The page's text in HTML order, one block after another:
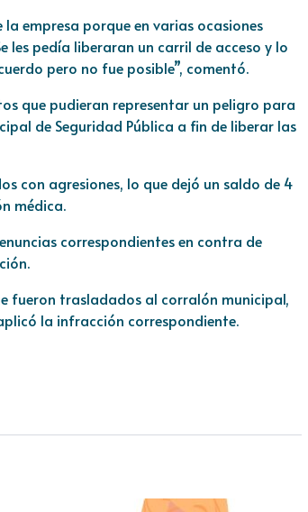
empresa porque en varias ocasiones
les pedía liberaran un carril de acceso y lo
pero no fue posible”, comentó.
que pudieran representar un peligro para
de Seguridad Pública a fin de liberar las
con agresiones, lo que dejó un saldo de 4
médica.
correspondientes en contra de
fueron trasladados al corralón municipal,
la infracción correspondiente.